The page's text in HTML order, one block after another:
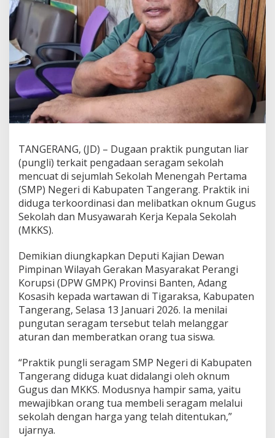
u
g
u
s
d
a
n
M
K
K
r
l
i
b
a
t
P
l
i
S
e
r
a
g
a
S
M
P
N
e
g
e
TANGERANG, (JD) – Dugaan praktik pungutan liar
(pungli) terkait pengadaan seragam sekolah
mencuat di sejumlah Sekolah Menengah Pertama
(SMP) Negeri di Kabupaten Tangerang. Praktik ini
diduga terkoordinasi dan melibatkan oknum Gugus
Sekolah dan Musyawarah Kerja Kepala Sekolah
(MKKS).
Demikian diungkapkan Deputi Kajian Dewan
Pimpinan Wilayah Gerakan Masyarakat Perangi
Korupsi (DPW GMPK) Provinsi Banten, Adang
Kosasih kepada wartawan di Tigaraksa, Kabupaten
Tangerang, Selasa 13 Januari 2026. Ia menilai
pungutan seragam tersebut telah melanggar
aturan dan memberatkan orang tua siswa.
“Praktik pungli seragam SMP Negeri di Kabupaten
Tangerang diduga kuat didalangi oleh oknum
Gugus dan MKKS. Modusnya hampir sama, yaitu
mewajibkan orang tua membeli seragam melalui
sekolah dengan harga yang telah ditentukan,”
ujarnya.